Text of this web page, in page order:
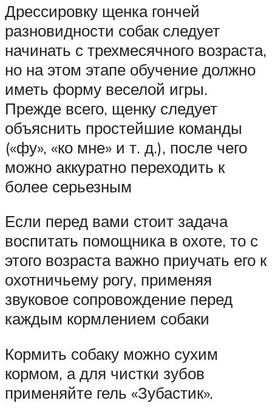
Дрессировку щенка гончей
разновидности собак следует
начинать с трехмесячного возраста,
но на этом этапе обучение должно
иметь форму веселой игры.
Прежде всего, щенку следует
объяснить простейшие команды
(«фу», «ко мне» и т. д.), после чего
можно аккуратно переходить к
более серьезным
Если перед вами стоит задача
воспитать помощника в охоте, то с
этого возраста важно приучать его к
охотничьему рогу, применяя
звуковое сопровождение перед
каждым кормлением собаки
Кормить собаку можно сухим
кормом, а для чистки зубов
применяйте гель «Зубастик».